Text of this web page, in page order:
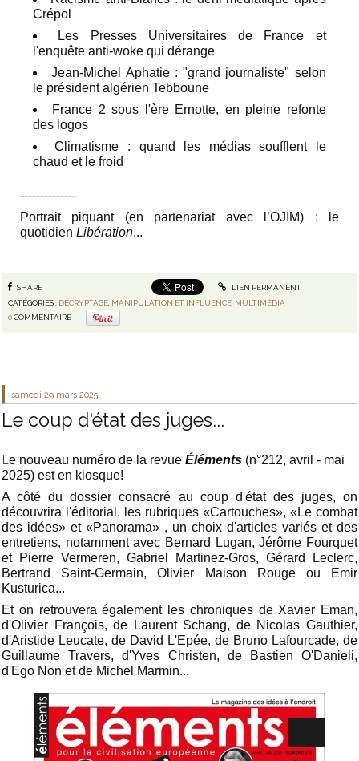
Crépol
Les Presses Universitaires de France et
l'enquête anti-woke qui dérange
Jean-Michel Aphatie : "grand journaliste" selon
le président algérien Tebboune
France 2 sous l'ère Ernotte, en pleine refonte
des logos
Climatisme : quand les médias soufflent le
chaud et le froid
‐-‐-----------
Portrait piquant (en partenariat avec l’OJIM) :
le
quotidien Libération...
SHARE
LIEN PERMANENT
CATÉGORIES : DÉCRYPTAGE, MANIPULATION ET INFLUENCE, MULTIMÉDIA
0COMMENTAIRE
samedi 29 mars 2025
Le coup d'état des juges...
Le nouveau numéro de la revue Éléments (n°212, avril - mai
2025) est en kiosque!
A côté du dossier consacré au coup d'état des juges, on
découvrira l'éditorial, les rubriques «Cartouches», «Le combat
des idées» et «Panorama» , un choix d'articles variés et des
entretiens, notamment avec Bernard Lugan, Jérôme Fourquet
et Pierre Vermeren, Gabriel Martinez-Gros, Gérard Leclerc,
Bertrand Saint-Germain, Olivier Maison Rouge ou Emir
Kusturica...
Et on retrouvera égalementles chroniques de Xavier Eman,
d'Olivier François, de Laurent Schang, de Nicolas Gauthier,
d'Aristide Leucate, de David L'Epée, de Bruno Lafourcade, de
Guillaume Travers, d'Yves Christen, de Bastien O'Danieli,
d'Ego Non et de Michel Marmin...